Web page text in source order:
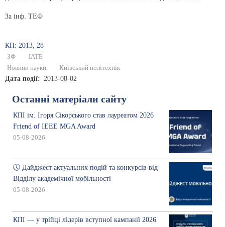
За інф. ТЕФ
КП: 2013, 28
ЗФ
ІАТЕ
Новини науки
Київський політехнік
Дата події 2013-08-02
Останні матеріали сайту
КПІ ім. Ігоря Сікорського став лауреатом 2026
Friend of IEEE MGA Award
05-08-2026
🕔 Дайджест актуальних подій та конкурсів від
Відділу академічної мобільності
05-08-2026
КПІ — у трійці лідерів вступної кампанії 2026